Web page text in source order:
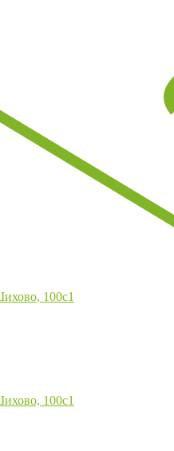
100с1
100с1